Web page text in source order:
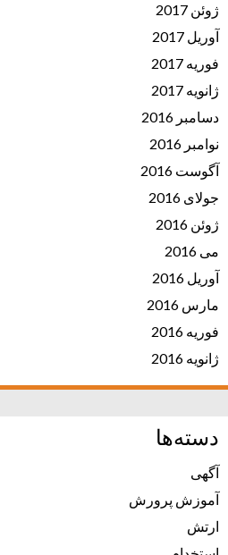
ژوئن 2017
آوریل 2017
فوریه 2017
ژانویه 2017
دسامبر 2016
نوامبر 2016
آگوست 2016
جولای 2016
ژوئن 2016
می 2016
آوریل 2016
مارس 2016
فوریه 2016
ژانویه 2016
دسته‌ها
آگهی
آموزش پرورش
ارتش